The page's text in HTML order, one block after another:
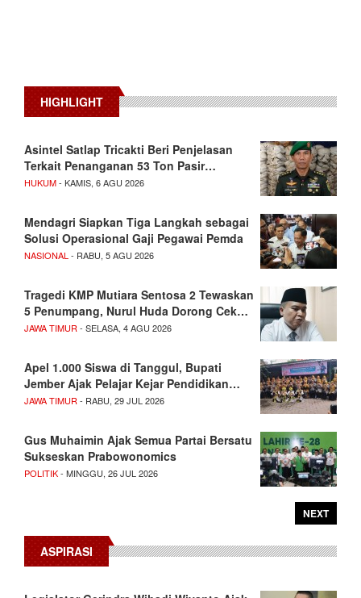
HIGHLIGHT
Asintel Satlap Tricakti Beri Penjelasan
Terkait Penanganan 53 Ton Pasir…
HUKUM- KAMIS, 6 AGU 2026
Mendagri Siapkan Tiga Langkah sebagai
Solusi Operasional Gaji Pegawai Pemda
NASIONAL - RABU, 5 AGU 2026
Tragedi KMP Mutiara Sentosa 2 Tewaskan
5 Penumpang, Nurul Huda Dorong Cek…
JAWA TIMUR - SELASA, 4 AGU 2026
Apel 1.000 Siswa di Tanggul, Bupati
Jember Ajak Pelajar Kejar Pendidikan…
JAWA TIMUR - RABU, 29 JUL 2026
Gus Muhaimin Ajak Semua Partai Bersatu
Sukseskan Prabowonomics
POLITIK- MINGGU, 26 JUL 2026
NEXT
ASPIRASI